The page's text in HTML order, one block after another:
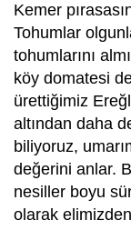
Kemer
Tohumlar
tohumlarını
köy domatesi
ürettiğimiz
altından daha
biliyoruz,
değerini anlar.
nesiller boyu
olarak